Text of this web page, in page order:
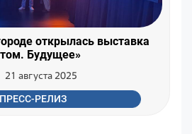
открылась выставка
Будущее»
21 августа 2025
ПРЕСС-РЕЛИЗ